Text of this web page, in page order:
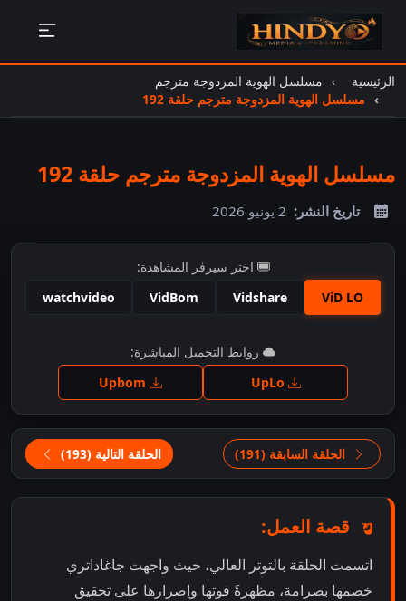
الرئيسية
مسلسل الهوية المزدوجة مترجم
مسلسل الهوية المزدوجة مترجم حلقة 192
مسلسل الهوية المزدوجة مترجم حلقة 192
تاريخ النشر: 2 يونيو 2026
اختر سيرفر المشاهدة:
ViD LO
Vidshare
VidBom
watchvideo
اضغط للمشاهدة
روابط التحميل المباشرة:
الحلقة السابقة (191) الحلقة التالية (193)
قصة العمل:
اتسمت الحلقة بالتوتر العالي، حيث واجهت جاغاداتري
خصمها بصرامة، مظهرةً قوتها وإصرارها على تحقيق